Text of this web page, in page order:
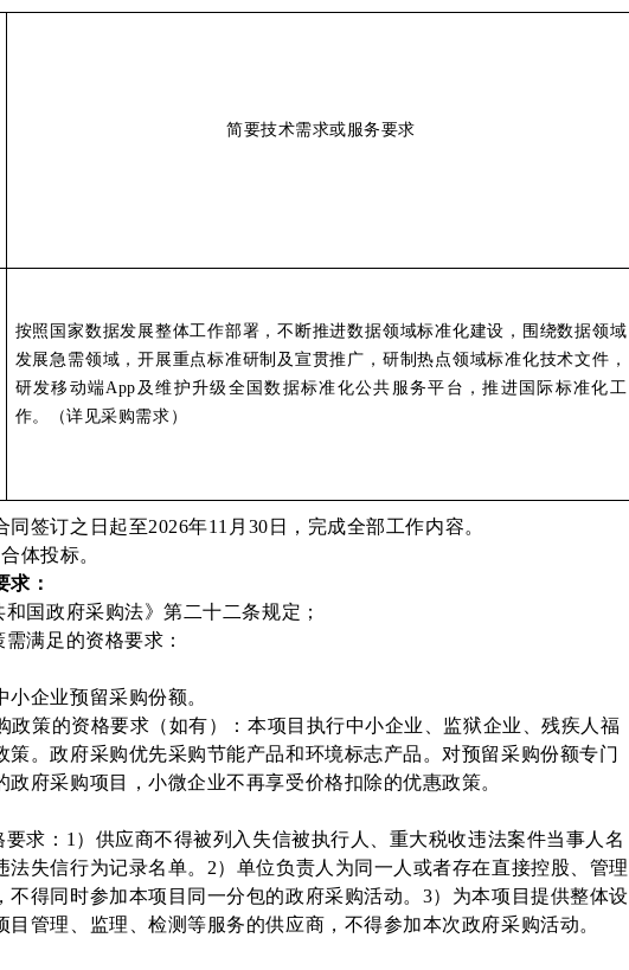
简要技术需求或服务要求
按照国家数据发展整体工作部署，不断推进数据领域标准化建设，围绕数据领域
发展急需领域，开展重点标准研制及宣贯推广，研制热点领域标准化技术文件，
研发移动端App及维护升级全国数据标准化公共服务平台，推进国际标准化工
作。（详见采购需求）
同签订之日起至2026年11月30日，完成全部工作内容。
体投标。
求：
国政府采购法》第二十二条规定；
满足的资格要求：
企业预留采购份额。
政策的资格要求（如有）：本项目执行中小企业、监狱企业、残疾人福
策。政府采购优先采购节能产品和环境标志产品。对预留采购份额专门
政府采购项目，小微企业不再享受价格扣除的优惠政策。
要求：1）供应商不得被列入失信被执行人、重大税收违法案件当事人名
法失信行为记录名单。2）单位负责人为同一人或者存在直接控股、管理
不得同时参加本项目同一分包的政府采购活动。3）为本项目提供整体设
目管理、监理、检测等服务的供应商，不得参加本次政府采购活动。